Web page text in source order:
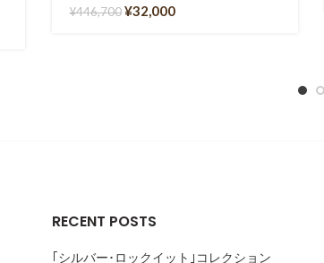
¥446,700 ¥32,000
RECENT POSTS
｢シルバー･ロックイット｣コレクション